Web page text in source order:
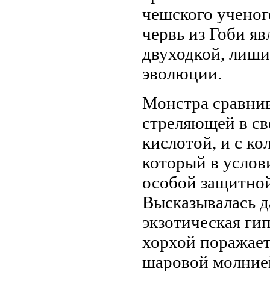
чешского
червь из Гоби
двуходкой,
эволюции.
Монстра
стреляющей в
кислотой, и с
который в
особой
Высказывалась
экзотическая
хорхой
шаровой